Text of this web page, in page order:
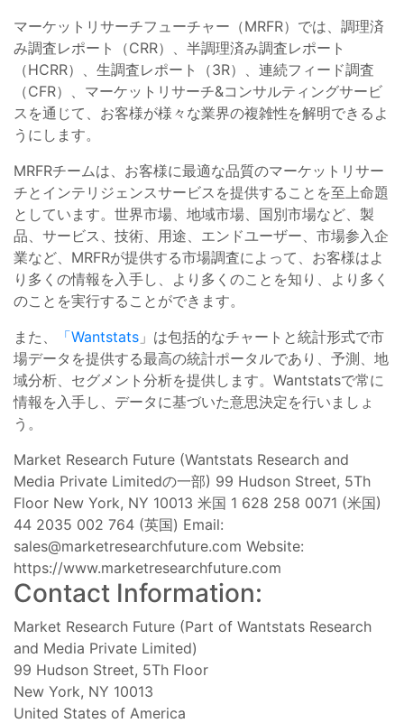
マーケットリサーチフューチャー（MRFR）では、調理済
み調査レポート（CRR）、半調理済み調査レポート
（HCRR）、生調査レポート（3R）、連続フィード調査
（CFR）、マーケットリサーチ&コンサルティングサービ
スを通じて、お客様が様々な業界の複雑性を解明できるよ
うにします。
MRFRチームは、お客様に最適な品質のマーケットリサー
チとインテリジェンスサービスを提供することを至上命題
としています。世界市場、地域市場、国別市場など、製
品、サービス、技術、用途、エンドユーザー、市場参入企
業など、MRFRが提供する市場調査によって、お客様はよ
り多くの情報を入手し、より多くのことを知り、より多く
のことを実行することができます。
また、
「Wantstats 」は包括的なチャートと統計形式で市
場データを提供する最高の統計ポータルであり、予測、地
域分析、セグメント分析を提供します。Wantstatsで常に
情報を入手し、データに基づいた意思決定を行いましょ
う。
Market Research Future (Wantstats Research and
Media Private Limitedの一部) 99 Hudson Street, 5Th
Floor New York, NY 10013 米国 1 628 258 0071 (米国)
44 2035 002 764 (英国) Email:
sales@marketresearchfuture.com Website:
https://www.marketresearchfuture.com
Contact Information:
Market Research Future (Part of Wantstats Research
and Media Private Limited)
99 Hudson Street, 5Th Floor
New York, NY 10013
United States of America